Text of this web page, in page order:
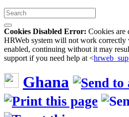
Cookies Disabled Error: Cookies are
HRWeb system will not work correctly
enabled, continuing without it may
support if you need help at <
Ghana